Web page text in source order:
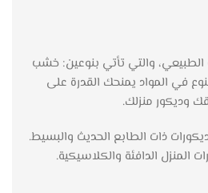
الطبيعي، والتي تأتي بنوعين: خشب
في المواد يمنحك القدرة على
وديكور منزلك.
ذات الطابع الحديث والبسيط.
المنزل الدافئة والكلاسيكية.